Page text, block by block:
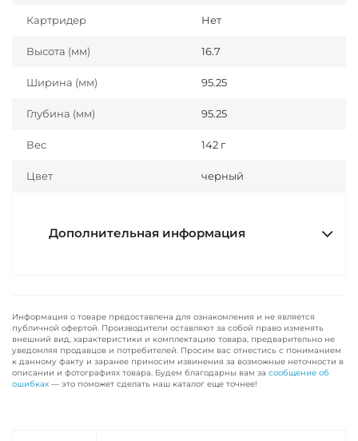
Картридер Нет
Высота (мм) 16.7
Ширина (мм) 95.25
Глубина (мм) 95.25
Вес 142 г
Цвет черный
Дополнительная информация
Информация о товаре предоставлена для ознакомления и не является
публичной офертой. Производители оставляют за собой право изменять
внешний вид, характеристики и комплектацию товара, предварительно не
уведомляя продавцов и потребителей. Просим вас отнестись с пониманием
к данному факту и заранее приносим извинения за возможные неточности в
описании и фотографиях товара. Будем благодарны вам за сообщение об
ошибках — это поможет сделать наш каталог еще точнее!